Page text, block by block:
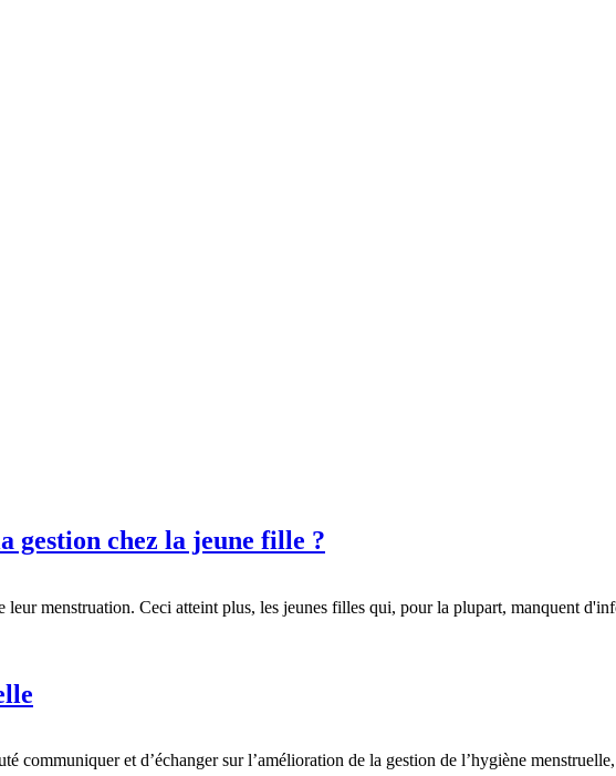
gestion chez la jeune fille ?
menstruation. Ceci atteint plus, les jeunes filles qui, pour la plupart, manquent
communiquer et d’échanger sur l’amélioration de la gestion de l’hygiène